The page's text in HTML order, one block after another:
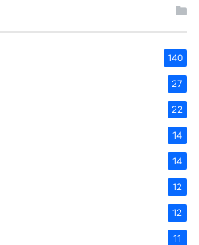
140
27
22
14
14
12
12
11